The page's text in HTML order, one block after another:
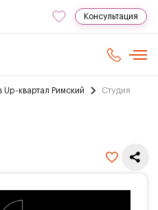
Консультация
Up-квартал Римский
Студия